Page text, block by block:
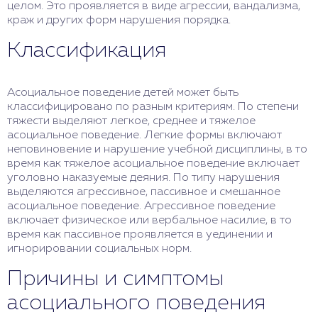
целом. Это проявляется в виде агрессии, вандализма,
краж и других форм нарушения порядка.
Классификация
Асоциальное поведение детей может быть
классифицировано по разным критериям. По степени
тяжести выделяют легкое, среднее и тяжелое
асоциальное поведение. Легкие формы включают
неповиновение и нарушение учебной дисциплины, в то
время как тяжелое асоциальное поведение включает
уголовно наказуемые деяния. По типу нарушения
выделяются агрессивное, пассивное и смешанное
асоциальное поведение. Агрессивное поведение
включает физическое или вербальное насилие, в то
время как пассивное проявляется в уединении и
игнорировании социальных норм.
Причины и симптомы
асоциального поведения